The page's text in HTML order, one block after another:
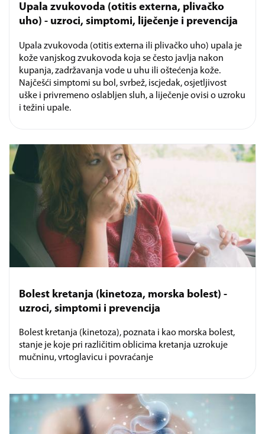
Upala zvukovoda (otitis externa, plivačko
uho) - uzroci, simptomi, liječenje i prevencija
Upala zvukovoda (otitis externa ili plivačko uho) upala je
kože vanjskog zvukovoda koja se često javlja nakon
kupanja, zadržavanja vode u uhu ili oštećenja kože.
Najčešći simptomi su bol, svrbež, iscjedak, osjetljivost
uške i privremeno oslabljen sluh, a liječenje ovisi o uzroku
i težini upale.
Bolest kretanja (kinetoza, morska bolest) -
uzroci, simptomi i prevencija
Bolest kretanja (kinetoza), poznata i kao morska bolest,
stanje je koje pri različitim oblicima kretanja uzrokuje
mučninu, vrtoglavicu i povraćanje